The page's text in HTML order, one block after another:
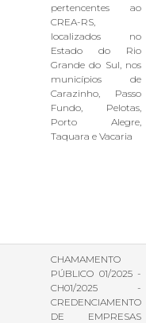
pertencentes ao
CREA-RS,
localizados no
Estado do Rio
Grande do Sul, nos
municípios de
Carazinho, Passo
Fundo, Pelotas,
Porto Alegre,
Taquara e Vacaria
CHAMAMENTO
PÚBLICO 01/2025 -
CH01/2025 -
CREDENCIAMENTO
DE EMPRESAS